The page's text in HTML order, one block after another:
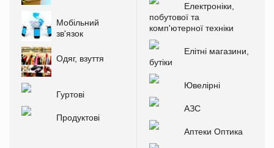
Мобільний
зв'язок
Одяг, взуття
Гуртові
Продуктові
Електроніки,
побутової та
комп'ютерної техніки
Елітні магазини,
бутіки
Ювелірні
АЗС
Аптеки Оптика